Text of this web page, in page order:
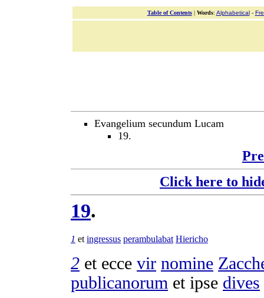
Table of Contents| Words: Alphabetical-
Evangelium secundum Lucam
19.
Click here to
19.
1 et ingressus perambulabat Hiericho
2 et ecce vir nomine
publicanorum et ipse dives